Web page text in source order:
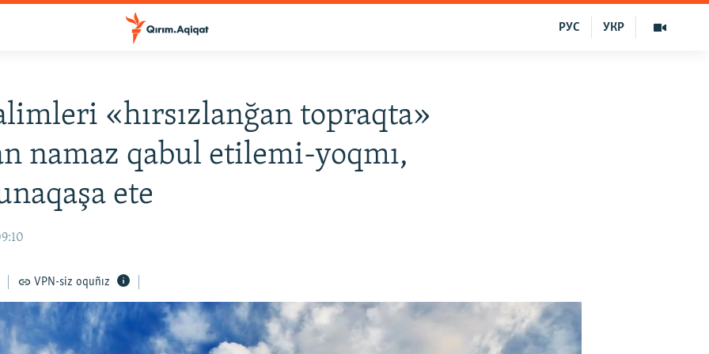
УКР
РУС
«hırsızlanğan topraqta»
namaz qabul etilemi-yoqmı,
ete
VPN-siz oquñız